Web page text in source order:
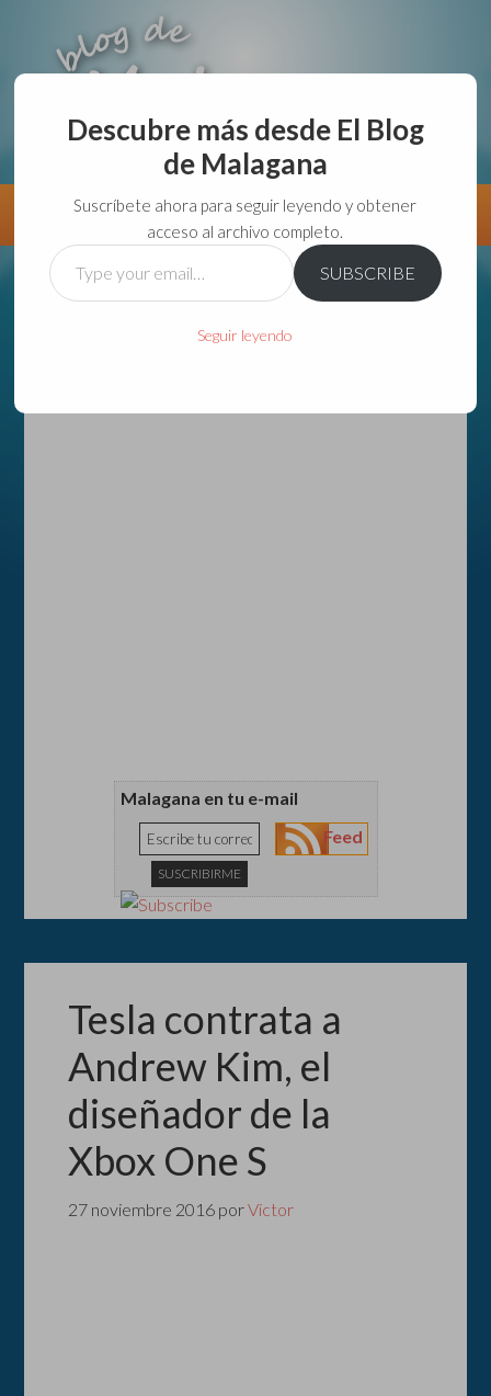
aunque lo haga de malas lo hago....
Información Directorio VivirGuadalajara
Malagana en tu e-mail
Feed
Tesla contrata a
Andrew Kim, el
diseñador de la
Xbox One S
27 noviembre 2016 porVictor
Descubre más desde El Blog
de Malagana
Suscríbete ahora para seguir leyendo y obtener
acceso al archivo completo.
Type
your
SUBSCRIBE
Seguir leyendo